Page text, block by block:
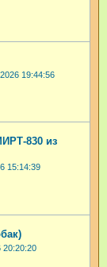
19:44:56
830 из
15:14:39
20:20:20